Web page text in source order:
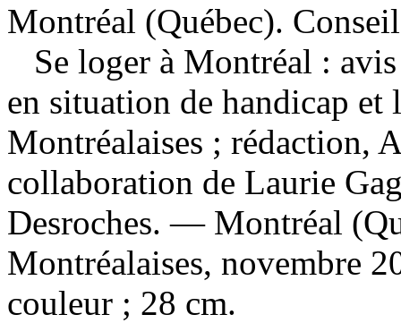
Montréal (Québec).
Se loger à Montréal :
en situation de handicap
Montréalaises ; rédaction,
collaboration de Laurie
Desroches. — Montréal
Montréalaises, novembre
couleur ; 28 cm.